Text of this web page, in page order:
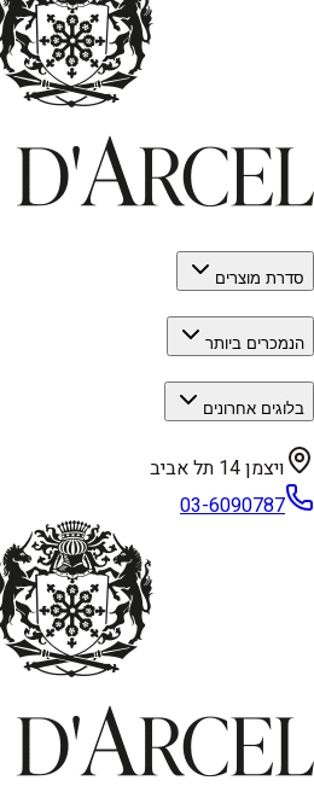
סדרת מוצרים
הנמכרים ביותר
בלוגים אחרונים
ויצמן 14 תל אביב
03-6090787